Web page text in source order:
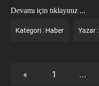
Devamı için tıklayınız ...
Kategori : Haber Yazar :
« 1 ...